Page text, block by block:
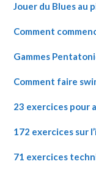
Jouer du Blues au
Comment
Gammes
Comment faire
23 exercices pour
172 exercices sur
71 exercices